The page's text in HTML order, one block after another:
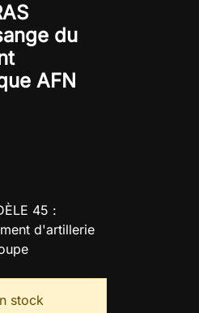
du
AFN
45 :
d'artillerie
stock